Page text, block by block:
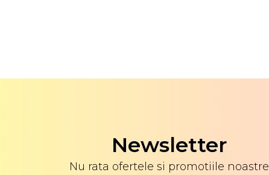
Newsletter
Nu rata ofertele si promotiile noastre